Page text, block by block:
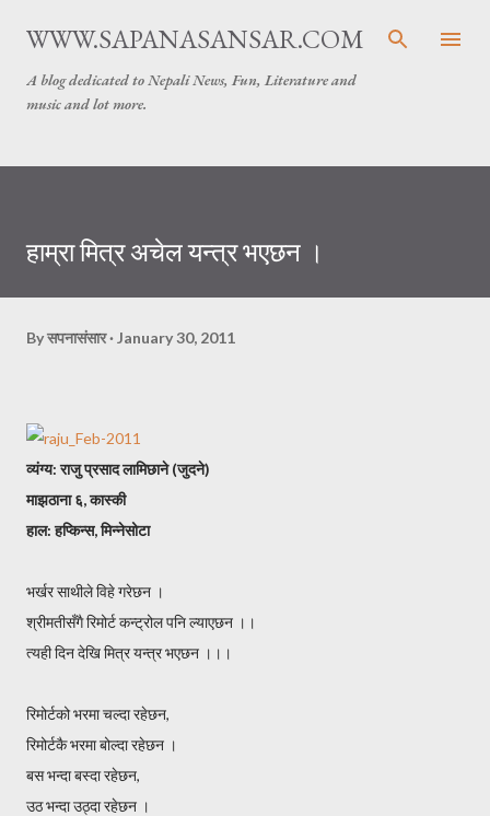
Skip to main content
WWW.SAPANASANSAR.COM
A blog dedicated to Nepali News, Fun, Literature and
music and lot more.
हाम्रा मित्र अचेल यन्त्र भएछन ।
Byसपनासंसार January 30, 2011
व्यंग्य: राजु प्रसाद लामिछाने (जुदने)
माझठाना ६, कास्की
हाल: हप्किन्स, मिन्नेसोटा
भर्खर साथीले विहे गरेछन ।
श्रीमतीसँगै रिमोर्ट कन्ट्रोल पनि ल्याएछन ।।
त्यही दिन देखि मित्र यन्त्र भएछन ।।।
रिमोर्टको भरमा चल्दा रहेछन,
रिमोर्टकै भरमा बोल्दा रहेछन ।
बस भन्दा बस्दा रहेछन,
उठ भन्दा उठ्दा रहेछन ।